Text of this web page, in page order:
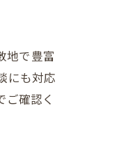
地で豊富
にも対応
ご確認く